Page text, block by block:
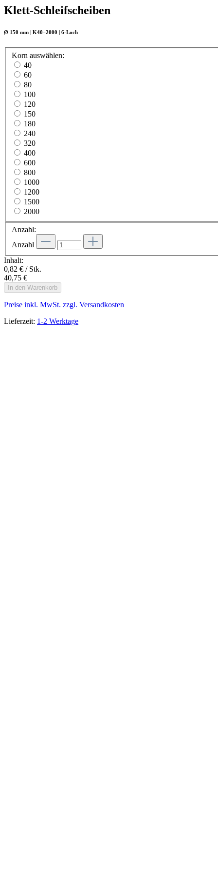
Klett-Schleifscheiben
Ø 150 mm | K40–2000 | 6-Loch
Korn auswählen:
40
60
80
100
120
150
180
240
320
400
600
800
1000
1200
1500
2000
Anzahl:
Anzahl
Inhalt:
0,82 € / Stk.
40,75 €
In den Warenkorb
Preise inkl. MwSt. zzgl. Versandkosten
Lieferzeit: 1-2 Werktage